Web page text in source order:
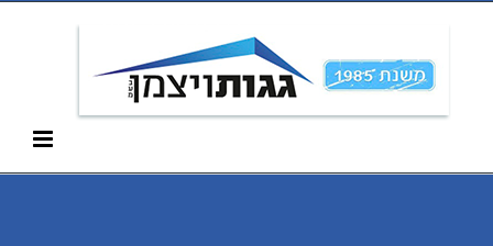
Skip
content